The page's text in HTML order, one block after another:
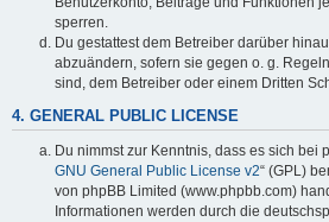
sperren.
Du gestattest dem Betreiber darüber
abzuändern, sofern sie gegen o. g.
sind, dem Betreiber oder einem Dritten
4. GENERAL PUBLIC LICENSE
Du nimmst zur Kenntnis, dass es sich bei
GNU General Public License v2“ (GPL)
von phpBB Limited (www.phpbb.com)
Informationen werden durch die